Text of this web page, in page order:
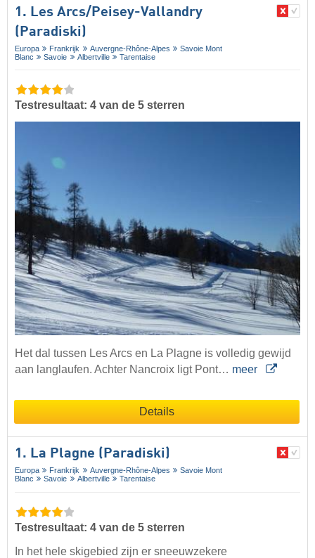
1. Les Arcs/​Peisey-Vallandry
(Paradiski)
Europa Frankrijk Auvergne-Rhône-Alpes
Savoie Mont
Blanc
Savoie Albertville Tarentaise
Testresultaat: 4 van de 5 sterren
Het dal tussen Les Arcs en La Plagne is volledig gewijd
aan langlaufen. Achter Nancroix ligt Pont… meer
Details
1. La Plagne (Paradiski)
Europa Frankrijk Auvergne-Rhône-Alpes
Savoie Mont
Blanc
Savoie Albertville Tarentaise
Testresultaat: 4 van de 5 sterren
In het hele skigebied zijn er sneeuwzekere